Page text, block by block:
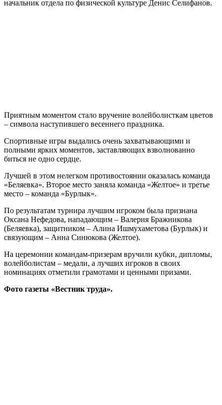
начальник отдела по физической культуре Денис Селифанов.
Приятным моментом стало вручение волейболисткам цветов
– символа наступившего весеннего праздника.
Спортивные игры выдались очень захватывающими и
полными ярких моментов, заставляющих взволнованно
биться не одно сердце.
Лучшей в этом нелегком противостоянии оказалась команда
«Беляевка». Второе место заняла команда «Желтое» и третье
место – команда «Бурлык».
По результатам турнира лучшим игроком была признана
Оксана Нефедова, нападающим – Валерия Бражникова
(Беляевка), защитником – Алина Ишмухаметова (Бурлык) и
связующим – Анна Синюкова (Желтое).
На церемонии командам-призерам вручили кубки, дипломы,
волейболистам – медали, а лучших игроков в своих
номинациях отметили грамотами и ценными призами.
Фото газеты «Вестник труда».